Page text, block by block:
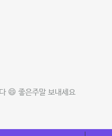
😄 좋은주말 보내세요